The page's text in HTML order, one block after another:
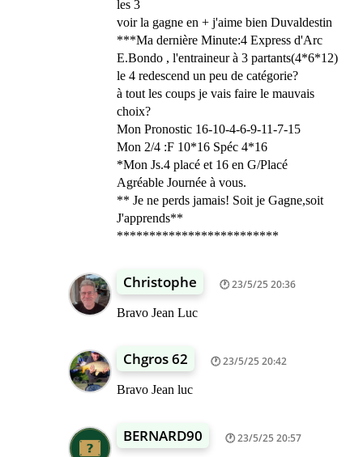
les 3
voir la gagne en + j'aime bien Duvaldestin
***Ma dernière Minute:4 Express d'Arc
E.Bondo , l'entraineur à 3 partants(4*6*12)
le 4 redescend un peu de catégorie?
à tout les coups je vais faire le mauvais
choix?
Mon Pronostic 16-10-4-6-9-11-7-15
Mon 2/4 :F 10*16 Spéc 4*16
*Mon Js.4 placé et 16 en G/Placé
Agréable Journée à vous.
** Je ne perds jamais! Soit je Gagne,soit
J'apprends**
*************************
Christophe 23/5/25 20:36
Bravo Jean Luc
Chgros 62 23/5/25 20:42
Bravo Jean luc
BERNARD90 23/5/25 20:57